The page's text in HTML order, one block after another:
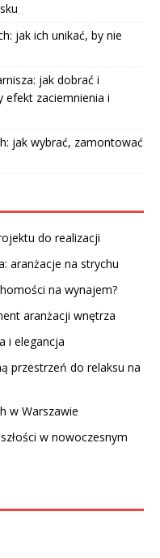
jak ich unikać, by nie
jak dobrać i
efekt zaciemnienia i
jak wybrać, zamontować
do realizacji
aranżacje na strychu
na wynajem?
aranżacji wnętrza
i elegancja
przestrzeń do relaksu na
w Warszawie
w nowoczesnym